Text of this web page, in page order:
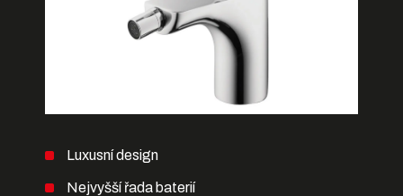
Luxusní design
Nejvyšší řada baterií